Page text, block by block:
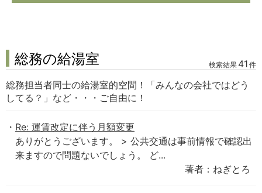
総務の給湯室 検索結果 41 件
総務担当者同士の給湯室的空間！「みんなの会社ではどう
してる？」など・・・ご自由に！
Re: 運賃改定に伴う月額変更
ありがとうございます。 > 公共交通は事前情報で確認出
来ますので問題ないでしょう。 ど...
著者：ねぎとろ